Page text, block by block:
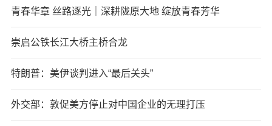
青春华章 丝路逐光｜深耕陇原大地 绽放青春芳华
崇启公铁长江大桥主桥合龙
特朗普：美伊谈判进入“最后关头”
外交部：敦促美方停止对中国企业的无理打压